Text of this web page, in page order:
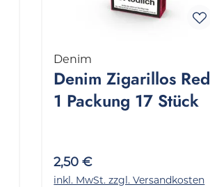
Denim
Denim Zigarillos Red
1 Packung 17 Stück
2,50 €
inkl. MwSt. zzgl. Versandkosten